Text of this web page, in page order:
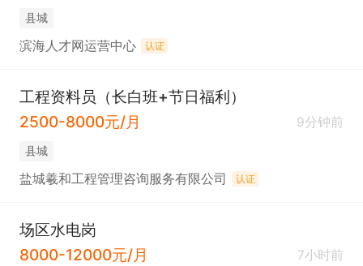
县城
滨海人才网运营中心 认证
工程资料员（长白班+节日福利）
2500-8000元/月
9分钟前
县城
盐城羲和工程管理咨询服务有限公司 认证
场区水电岗
8000-12000元/月
7小时前